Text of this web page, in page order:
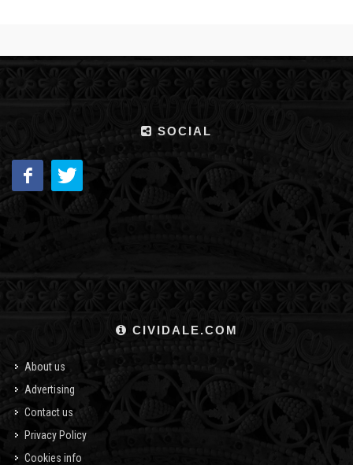
SOCIAL
CIVIDALE.COM
About us
Advertising
Contact us
Privacy Policy
Cookies info